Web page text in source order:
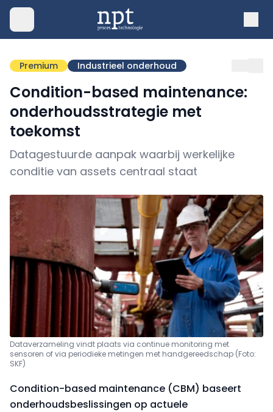
Premium Industrieel onderhoud
Condition-based maintenance:
onderhoudsstrategie met
toekomst
Datagestuurde aanpak waarbij werkelijke
conditie van assets centraal staat
Dataverzameling vindt plaats via continue monitoring met
sensoren of via periodieke metingen met handgereedschap (Foto:
SKF)
Condition-based maintenance (CBM) baseert
onderhoudsbeslissingen op actuele